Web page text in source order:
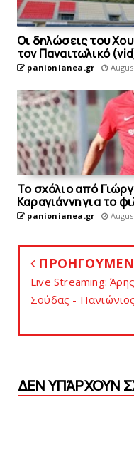
Οι δηλώσεις του
τoν Παναιτωλικό
panionianea.gr
Το σχόλιο από
Καραγιάννη για το
panionianea.gr
Live Streaming: Άρης
Σούδας - Πανιώνιος
ΔΕΝ ΥΠΆΡΧΟΥΝ